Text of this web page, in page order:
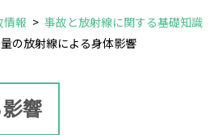
情報 > 事故と放射線に関する基礎知識
の放射線による身体影響
響